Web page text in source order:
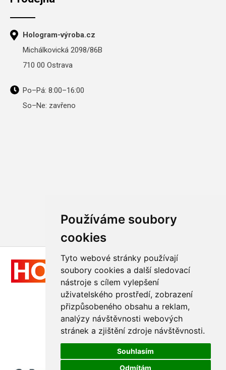
Používáme soubory
cookies
Tyto webové stránky používají
soubory cookies a další sledovací
nástroje s cílem vylepšení
uživatelského prostředí, zobrazení
přizpůsobeného obsahu a reklam,
analýzy návštěvnosti webových
stránek a zjištění zdroje návštěvnosti.
Souhlasím
Odmítám
Hologram-výroba.cz
Michálkovická 2098/86B
710 00 Ostrava
Po–Pá: 8:00–16:00
So–Ne: zavřeno
Všechna práva vyhrazena
© 2011 - 2026Hologram-vyroba.cz
RealizaceGraphicSite.cz